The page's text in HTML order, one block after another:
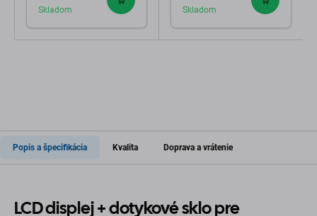
Skladom
Service Pack
Skladom
Popis a špecifikácia Kvalita Doprava a vrátenie
LCD displej + dotykové sklo pre